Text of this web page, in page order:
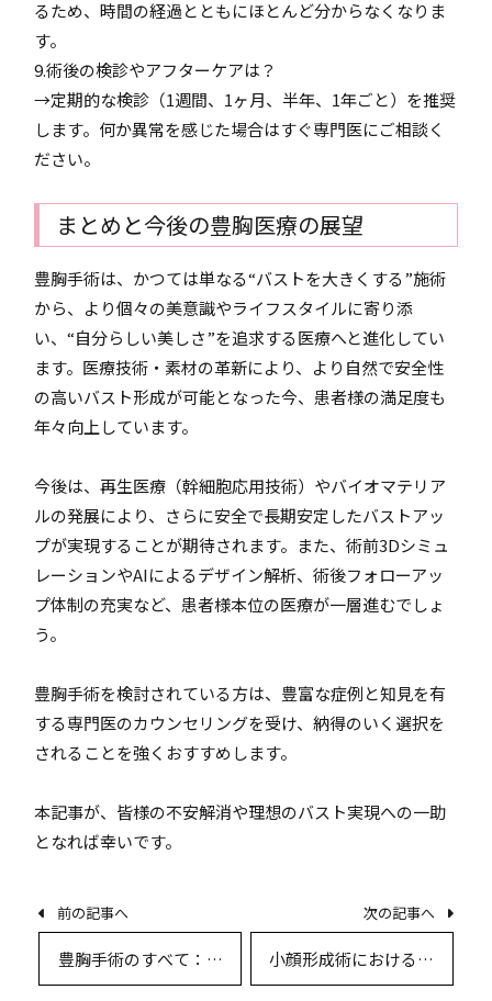
るため、時間の経過とともにほとんど分からなくなりま
す。
9.術後の検診やアフターケアは？
→定期的な検診（1週間、1ヶ月、半年、1年ごと）を推奨
します。何か異常を感じた場合はすぐ専門医にご相談く
ださい。
まとめと今後の豊胸医療の展望
豊胸手術は、かつては単なる“バストを大きくする”施術
から、より個々の美意識やライフスタイルに寄り添
い、“自分らしい美しさ”を追求する医療へと進化してい
ます。医療技術・素材の革新により、より自然で安全性
の高いバスト形成が可能となった今、患者様の満足度も
年々向上しています。
今後は、再生医療（幹細胞応用技術）やバイオマテリア
ルの発展により、さらに安全で長期安定したバストアッ
プが実現することが期待されます。また、術前3Dシミュ
レーションやAIによるデザイン解析、術後フォローアッ
プ体制の充実など、患者様本位の医療が一層進むでしょ
う。
豊胸手術を検討されている方は、豊富な症例と知見を有
する専門医のカウンセリングを受け、納得のいく選択を
されることを強くおすすめします。
本記事が、皆様の不安解消や理想のバスト実現への一助
となれば幸いです。
前の記事へ
豊胸手術のすべて：患
者体験談と専門医が徹
次の記事へ
小顔形成術における徹
底したカウンセリング